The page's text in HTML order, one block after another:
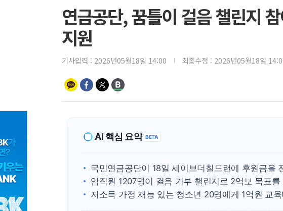
연금공단, 꿈틀이 걸음 챌린지
지원
기사입력 : 2026년05월18일 14:00 최종수정 : 2026년05월18일
AI 핵심 요약 BETA
국민연금공단이 18일 세이브더칠드런에 후원금을
임직원 1207명이 걸음 기부 챌린지로 2억보 목표
저소득 가정 재능 있는 청소년 20명에게 1억원 교